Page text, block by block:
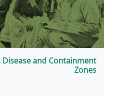
Foot-and-Mouth Disease